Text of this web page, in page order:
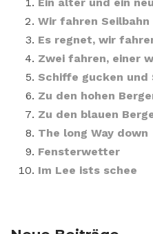
Wir fahren Seilbahn
Es regnet, wir
Zwei fahren, einer
Schiffe gucken
Zu den hohen
Zu den blauen
The long Way down
Fensterwetter
Im Lee ists schee